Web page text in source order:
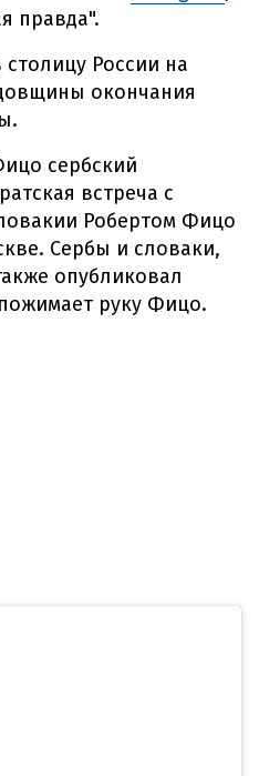
правда".
России на
окончания
сербский
встреча с
Робертом Фицо
Сербы и словаки,
опубликовал
руку Фицо.